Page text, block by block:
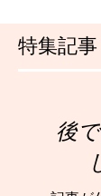
特集記事
後